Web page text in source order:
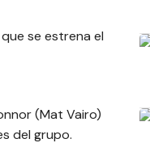
que se estrena el
(Mat Vairo)
del grupo.